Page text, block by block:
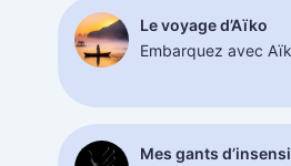
Le voyage d’Aïko
Embarquez avec
Mes gants